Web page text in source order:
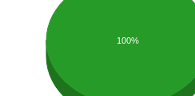
100%